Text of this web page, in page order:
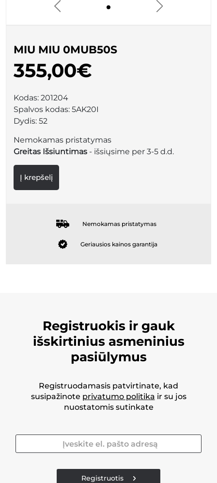
MIU MIU 0MUB50S
355,00€
Kodas: 201204
Spalvos kodas: 5AK20I
Dydis: 52
Nemokamas pristatymas
Greitas Išsiuntimas - išsiųsime per 3-5 d.d.
Į krepšelį
Nemokamas pristatymas
Geriausios kainos garantija
Registruokis ir gauk
išskirtinius asmeninius
pasiūlymus
Registruodamasis patvirtinate, kad
susipažinote privatumo politika ir su jos
nuostatomis sutinkate
Registruotis